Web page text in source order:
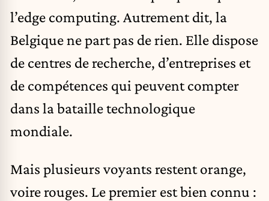
l’edge computing. Autrement dit, la
Belgique ne part pas de rien. Elle dispose
de centres de recherche, d’entreprises et
de compétences qui peuvent compter
dans la bataille technologique
mondiale.
Mais plusieurs voyants restent orange,
voire rouges. Le premier est bien connu :